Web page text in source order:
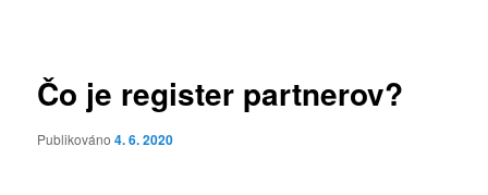
Čo je register partnerov?
Publikováno4. 6. 2020